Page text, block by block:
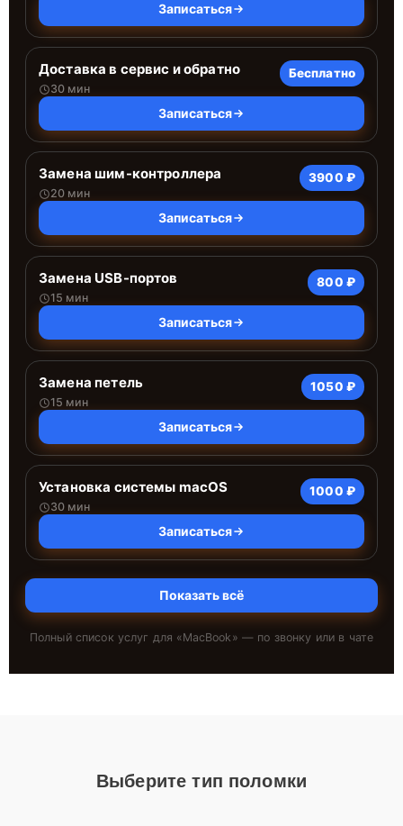
Записаться
Доставка в сервис и обратно
30 мин
Бесплатно
Записаться
Замена шим-контроллера
20 мин
3900 ₽
Записаться
Замена USB-портов
15 мин
800 ₽
Записаться
Замена петель
15 мин
1050 ₽
Записаться
Установка системы macOS
30 мин
1000 ₽
Записаться
Показать всё
Полный список услуг для «MacBook » — по звонку или в чате
Выберите тип поломки